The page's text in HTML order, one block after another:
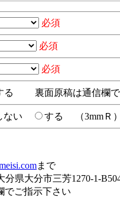
必須
必須
必須
る 裏面原稿は通信欄
ない する （3mmＲ
まで
分県大分市三芳1270-1-
でご指示下さい